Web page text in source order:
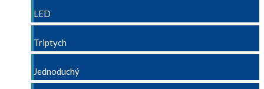
LED
Triptych
Jednoduchý